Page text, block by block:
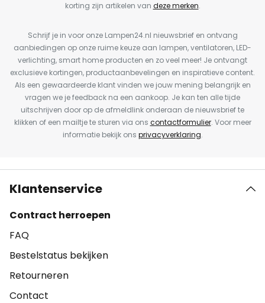
korting zijn artikelen van deze merken.
Schrijf je in voor onze Lampen24.nl nieuwsbrief en ontvang
aanbiedingen op onze ruime keuze aan lampen, ventilatoren, LED-
verlichting, smart home producten en zo veel meer! Je ontvangt
exclusieve kortingen, productaanbevelingen en inspiratieve content.
Als een gewaardeerde klant vinden we jouw mening belangrijk en
vragen we je feedback na een aankoop. Je kan ten alle tijde
uitschrijven door op de afmeldlink onderaan de nieuwsbrief te
klikken of een mailtje te sturen via ons contactformulier. Voor meer
informatie bekijk ons privacyverklaring.
Klantenservice
Contract herroepen
FAQ
Bestelstatus bekijken
Retourneren
Contact